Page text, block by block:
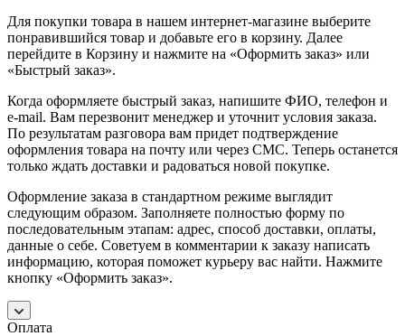
Для покупки товара в нашем интернет-магазине выберите
понравившийся товар и добавьте его в корзину. Далее
перейдите в Корзину и нажмите на «Оформить заказ» или
«Быстрый заказ».
Когда оформляете быстрый заказ, напишите ФИО, телефон и
e-mail. Вам перезвонит менеджер и уточнит условия заказа.
По результатам разговора вам придет подтверждение
оформления товара на почту или через СМС. Теперь останется
только ждать доставки и радоваться новой покупке.
Оформление заказа в стандартном режиме выглядит
следующим образом. Заполняете полностью форму по
последовательным этапам: адрес, способ доставки, оплаты,
данные о себе. Советуем в комментарии к заказу написать
информацию, которая поможет курьеру вас найти. Нажмите
кнопку «Оформить заказ».
Оплата